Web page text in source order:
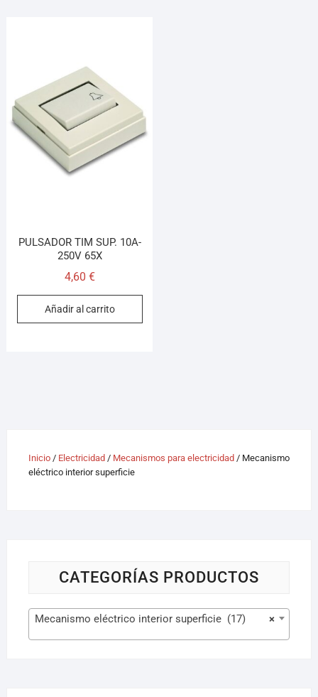
PULSADOR TIM SUP. 10A-
250V 65X
4,60 €
Añadir al carrito
Inicio/ Electricidad / Mecanismos para electricidad / Mecanismo
eléctrico interior superficie
CATEGORÍAS PRODUCTOS
×
Mecanismo eléctrico interior superficie (17)